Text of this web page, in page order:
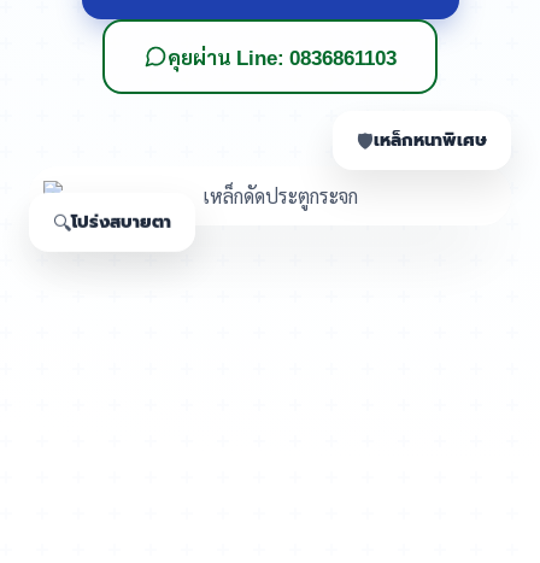
คุยผ่าน Line: 0836861103
🔍โปร่งสบายตา
🛡️เหล็กหนาพิเศษ